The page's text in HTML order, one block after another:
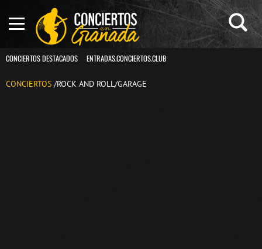
CONCIERTOS DESTACADOS ENTRADAS.CONCIERTOS.CLUB
CONCIERTOS /ROCK AND ROLL/GARAGE